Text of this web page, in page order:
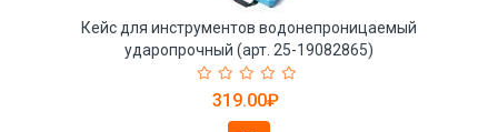
Кейс для инструментов водонепроницаемый
ударопрочный (арт. 25-19082865)
319.00₽